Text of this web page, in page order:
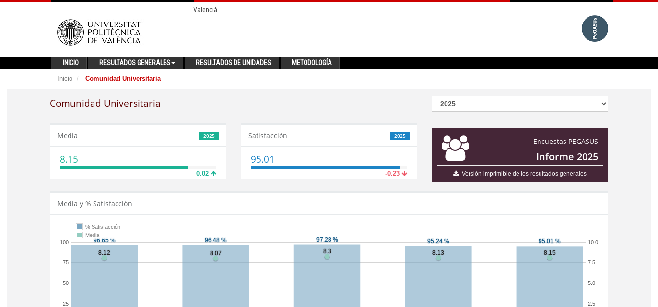
Valencià
INICIO RESULTADOS GENERALES RESULTADOS DE UNIDADES METODOLOGÍA
Inicio Comunidad Universitaria
Comunidad Universitaria
Encuestas PEGASUS
Informe 2025
Versión imprimible de los resultados generales
2025
Media
8.15
0.02
2025
Satisfacción
95.01
-0.23
Media y % Satisfacción
25
50
75
100
2.5
5.0
7.5
10.0
% Satisfacción
Media